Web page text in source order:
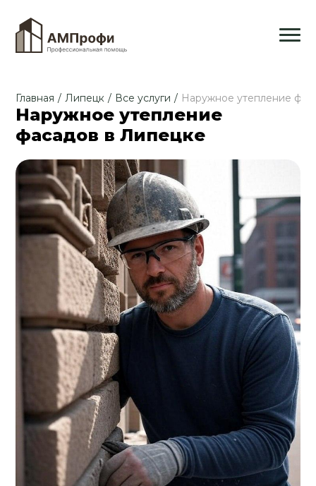
Главная / Липецк / Все услуги / Наружное утепление
Наружное утепление
фасадов в Липецке